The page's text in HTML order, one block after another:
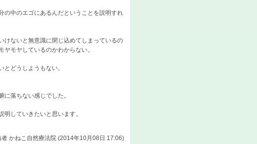
の中のエゴにあるんだということを説明すれ
けないと無意識に閉じ込めてしまっているの
モヤしているのかわからない。
どうしようもない。
落ちない感じでした。
していきたいと思います。
者 かねこ自然療法院 (2014年10月08日 17:06)